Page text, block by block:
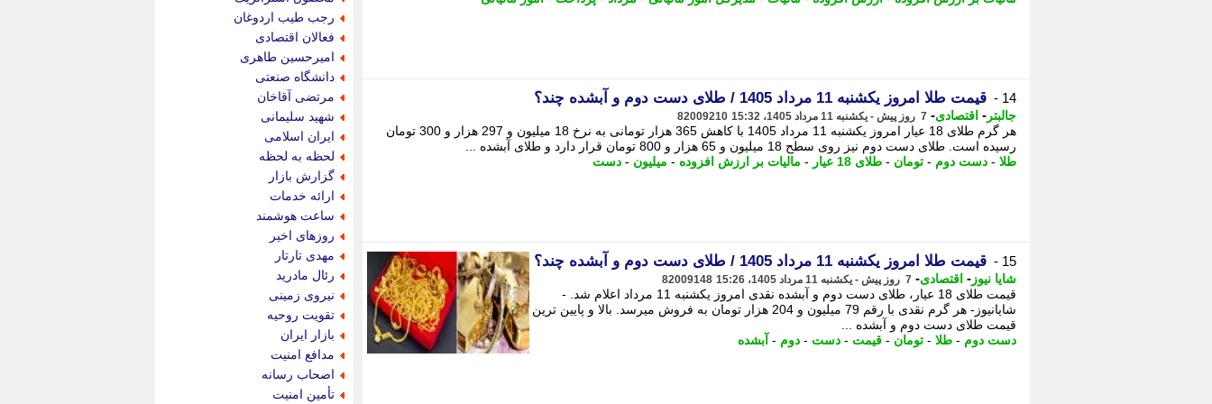
14 - قیمت طلا امروز یکشنبه 11 مرداد 1405 / طلای دست دوم و آبشده چند؟
جالبتر - اقتصادی- 7 روز پیش - یکشنبه 11 مرداد 1405، 15:32 82009210
هر گرم طلای 18 عیار امروز یکشنبه 11 مرداد 1405 با کاهش 365 هزار تومانی به نرخ 18 میلیون و 297 هزار و 300 تومان
رسیده است. طلای دست دوم نیز روی سطح 18 میلیون و 65 هزار و 800 تومان قرار دارد و طلای آبشده ...
طلا - دست دوم - تومان - طلای 18 عیار - مالیات بر ارزش افزوده - میلیون - دست
15 - قیمت طلا امروز یکشنبه 11 مرداد 1405 / طلای دست دوم و آبشده چند؟
شایا نیوز - اقتصادی- 7 روز پیش - یکشنبه 11 مرداد 1405، 15:26 82009148
قیمت طلای 18 عیار، طلای دست دوم و آبشده نقدی امروز یکشنبه 11 مرداد اعلام شد. -
شایانیوز- هر گرم نقدی با رقم 79 میلیون و 204 هزار تومان به فروش میرسد. بالا و پایین ترین
قیمت طلای دست دوم و آبشده ...
دست دوم - طلا - تومان - قیمت - دست - دوم - آبشده
رجب طیب اردوغان
فعالان اقتصادی
امیرحسین طاهری
دانشگاه صنعتی
مرتضی آقاخان
شهید سلیمانی
ایران اسلامی
لحظه به لحظه
گزارش بازار
ارائه خدمات
ساعت هوشمند
روزهای اخیر
مهدی تارتار
رئال مادرید
نیروی زمینی
تقویت روحیه
بازار ایران
مدافع امنیت
اصحاب رسانه
تأمین امنیت